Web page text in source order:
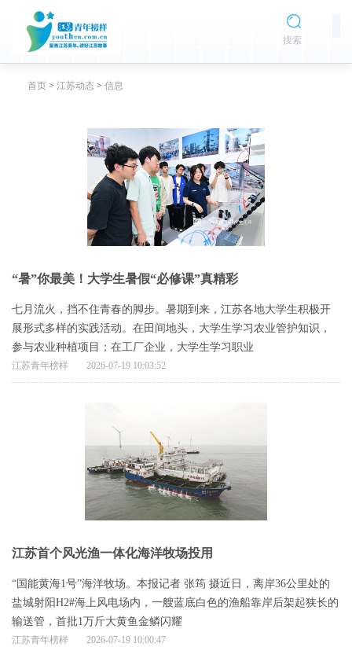
搜索
首页 > 江苏动态 > 信息
“暑”你最美！大学生暑假“必修课”真精彩
七月流火，挡不住青春的脚步。暑期到来，江苏各地大学生积极开
展形式多样的实践活动。在田间地头，大学生学习农业管护知识，
参与农业种植项目；在工厂企业，大学生学习职业
江苏青年榜样 2026-07-19 10:03:52
江苏首个风光渔一体化海洋牧场投用
“国能黄海1号”海洋牧场。本报记者 张筠 摄近日，离岸36公里处的
盐城射阳H2#海上风电场内，一艘蓝底白色的渔船靠岸后架起狭长的
输送管，首批1万斤大黄鱼金鳞闪耀
江苏青年榜样 2026-07-19 10:00:47